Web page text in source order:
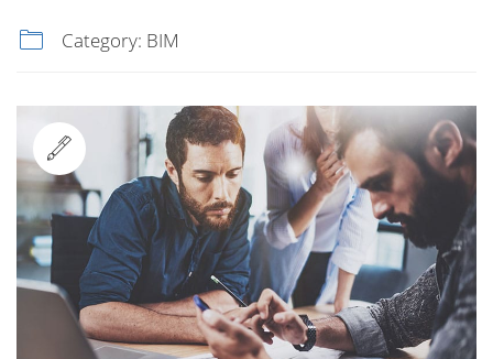
Category: BIM
Standard